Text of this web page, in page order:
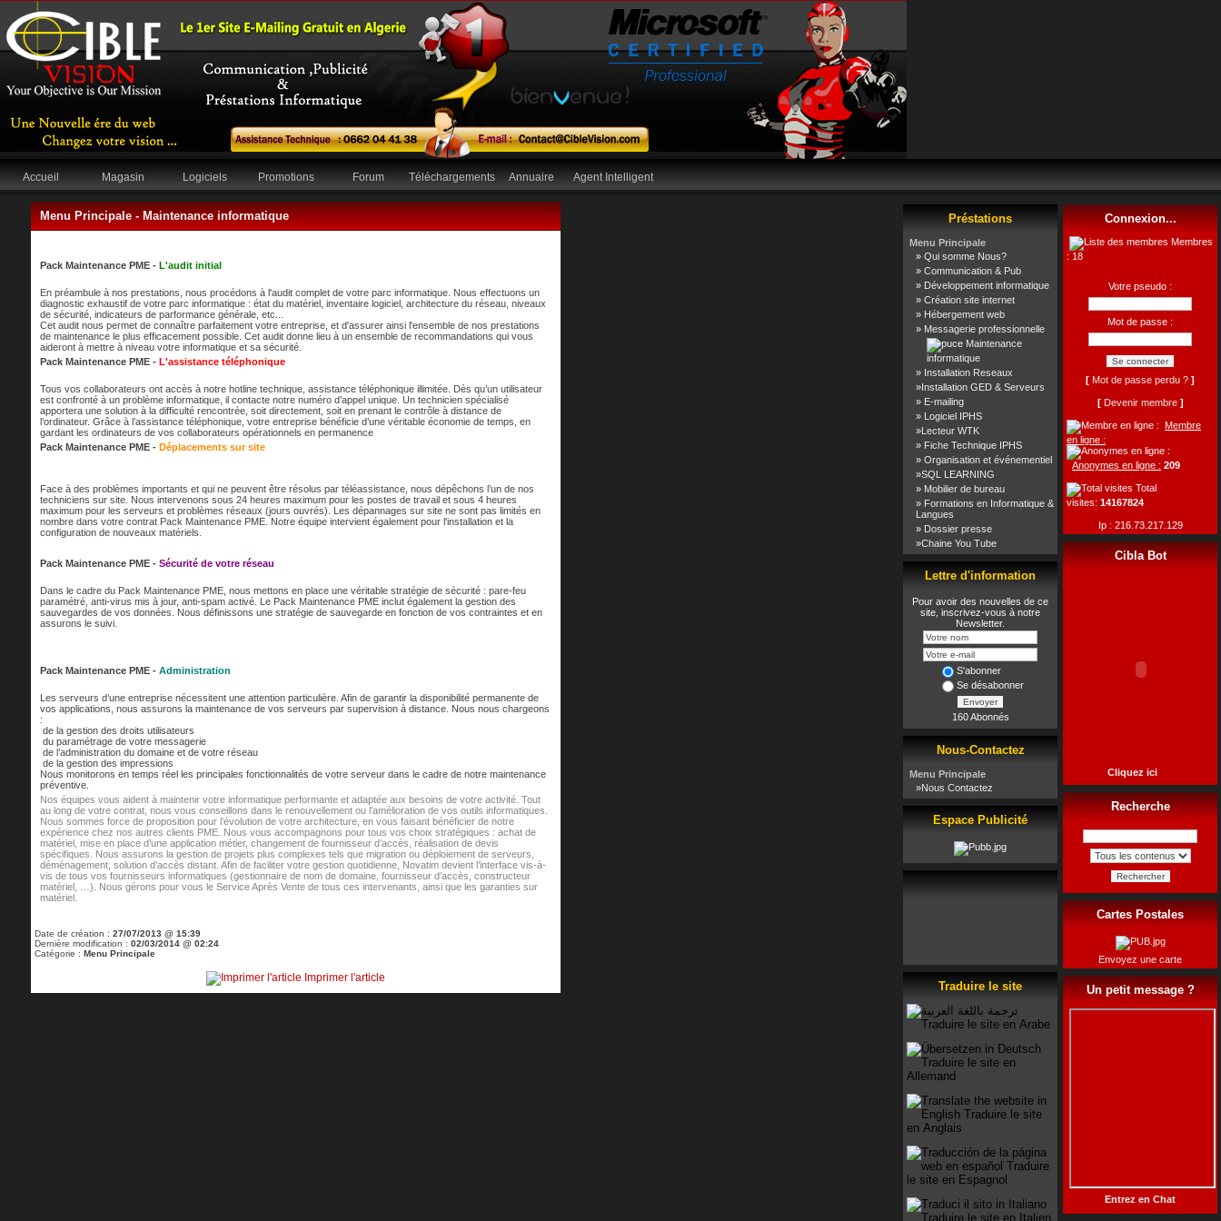
Accueil Magasin Logiciels Promotions Forum Téléchargements Annuaire Agent Intelligent
Connexion...
Membres
: 18
Votre pseudo :
Mot de passe :
[ Mot de passe perdu ? ]
[ Devenir membre]
Membre
en ligne :
Anonymes en ligne : 209
Total
visites: 14167824
Ip : 216.73.217.129
Cibla Bot
Cliquez ici
Recherche
Rechercher
Cartes Postales
Envoyez une carte
Un petit message ?
Entrez en Chat
Préstations
Menu Principale
» Qui somme Nous?
» Communication & Pub
» Développement informatique
» Création site internet
» Hébergement web
» Messagerie professionnelle
Maintenance
informatique
» Installation Reseaux
»Installation GED & Serveurs
» E-mailing
» Logiciel IPHS
»Lecteur WTK
» Fiche Technique IPHS
» Organisation et événementiel
»SQL LEARNING
» Mobilier de bureau
» Formations en Informatique &
Langues
» Dossier presse
»Chaine You Tube
Lettre d'information
Pour avoir des nouvelles de ce
site, inscrivez-vous à notre
Newsletter.
S'abonner
Se désabonner
Envoyer
160 Abonnés
Nous-Contactez
Menu Principale
»Nous Contactez
Espace Publicité
Traduire le site
Menu Principale -Maintenance informatique
Pack Maintenance PME - L'audit initial
En préambule à nos prestations, nous procédons à l'audit complet de votre parc informatique. Nous effectuons un
diagnostic exhaustif de votre parc informatique : état du matériel, inventaire logiciel, architecture du réseau, niveaux
de sécurité, indicateurs de parformance générale, etc...
Cet audit nous permet de connaître parfaitement votre entreprise, et d'assurer ainsi l'ensemble de nos prestations
de maintenance le plus efficacement possible. Cet audit donne lieu à un ensemble de recommandations qui vous
aideront à mettre à niveau votre informatique et sa sécurité.
Pack Maintenance PME - L'assistance téléphonique
Tous vos collaborateurs ont accès à notre hotline technique, assistance téléphonique illimitée. Dès qu’un utilisateur
est confronté à un problème informatique, il contacte notre numéro d’appel unique. Un technicien spécialisé
apportera une solution à la difficulté rencontrée, soit directement, soit en prenant le contrôle à distance de
l’ordinateur. Grâce à l’assistance téléphonique, votre entreprise bénéficie d’une véritable économie de temps, en
gardant les ordinateurs de vos collaborateurs opérationnels en permanence
Pack Maintenance PME - Déplacements sur site
Face à des problèmes importants et qui ne peuvent être résolus par téléassistance, nous dépêchons l’un de nos
techniciens sur site. Nous intervenons sous 24 heures maximum pour les postes de travail et sous 4 heures
maximum pour les serveurs et problèmes réseaux (jours ouvrés). Les dépannages sur site ne sont pas limités en
nombre dans votre contrat Pack Maintenance PME. Notre équipe intervient également pour l'installation et la
configuration de nouveaux matériels.
Pack Maintenance PME - Sécurité de votre réseau
Dans le cadre du Pack Maintenance PME, nous mettons en place une véritable stratégie de sécurité : pare-feu
paramétré, anti-virus mis à jour, anti-spam activé. Le Pack Maintenance PME inclut également la gestion des
sauvegardes de vos données. Nous définissons une stratégie de sauvegarde en fonction de vos contraintes et en
assurons le suivi.
Pack Maintenance PME - Administration
Les serveurs d’une entreprise nécessitent une attention particulière. Afin de garantir la disponibilité permanente de
vos applications, nous assurons la maintenance de vos serveurs par supervision à distance. Nous nous chargeons
:
de la gestion des droits utilisateurs
du paramétrage de votre messagerie
de l’administration du domaine et de votre réseau
de la gestion des impressions
Nous monitorons en temps réel les principales fonctionnalités de votre serveur dans le cadre de notre maintenance
préventive.
Nos équipes vous aident à maintenir votre informatique performante et adaptée aux besoins de votre activité. Tout
au long de votre contrat, nous vous conseillons dans le renouvellement ou l’amélioration de vos outils informatiques.
Nous sommes force de proposition pour l’évolution de votre architecture, en vous faisant bénéficier de notre
expérience chez nos autres clients PME. Nous vous accompagnons pour tous vos choix stratégiques : achat de
matériel, mise en place d’une application métier, changement de fournisseur d’accès, réalisation de devis
spécifiques. Nous assurons la gestion de projets plus complexes tels que migration ou déploiement de serveurs,
déménagement, solution d’accès distant. Afin de faciliter votre gestion quotidienne, Novatim devient l’interface vis-à-
vis de tous vos fournisseurs informatiques (gestionnaire de nom de domaine, fournisseur d’accès, constructeur
matériel, …). Nous gérons pour vous le Service Après Vente de tous ces intervenants, ainsi que les garanties sur
matériel.
Date de création : 27/07/2013 @ 15:39
Dernière modification : 02/03/2014 @ 02:24
Catégorie : Menu Principale
Imprimer l'article